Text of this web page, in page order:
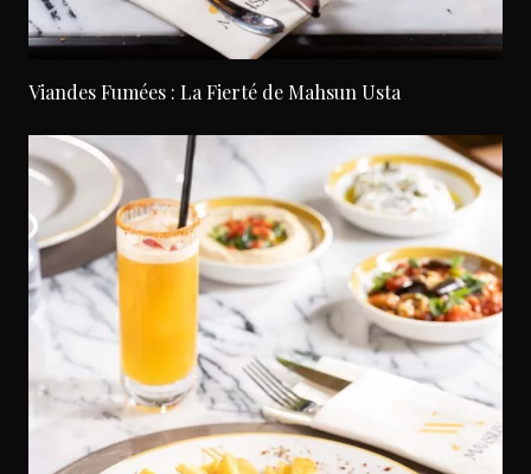
Viandes Fumées : La Fierté de Mahsun Usta